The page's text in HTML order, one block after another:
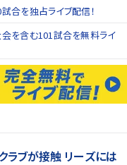
合を独占ライブ配信！
を含む101試合を無料ライ
ラブが接触 リーズには